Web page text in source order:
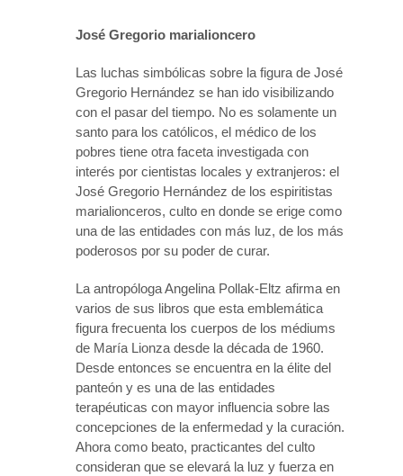
José Gregorio marialioncero
Las luchas simbólicas sobre la figura de José
Gregorio Hernández se han ido visibilizando
con el pasar del tiempo. No es solamente un
santo para los católicos, el médico de los
pobres tiene otra faceta investigada con
interés por cientistas locales y extranjeros: el
José Gregorio Hernández de los espiritistas
marialionceros, culto en donde se erige como
una de las entidades con más luz, de los más
poderosos por su poder de curar.
La antropóloga Angelina Pollak-Eltz afirma en
varios de sus libros que esta emblemática
figura frecuenta los cuerpos de los médiums
de María Lionza desde la década de 1960.
Desde entonces se encuentra en la élite del
panteón y es una de las entidades
terapéuticas con mayor influencia sobre las
concepciones de la enfermedad y la curación.
Ahora como beato, practicantes del culto
consideran que se elevará la luz y fuerza en